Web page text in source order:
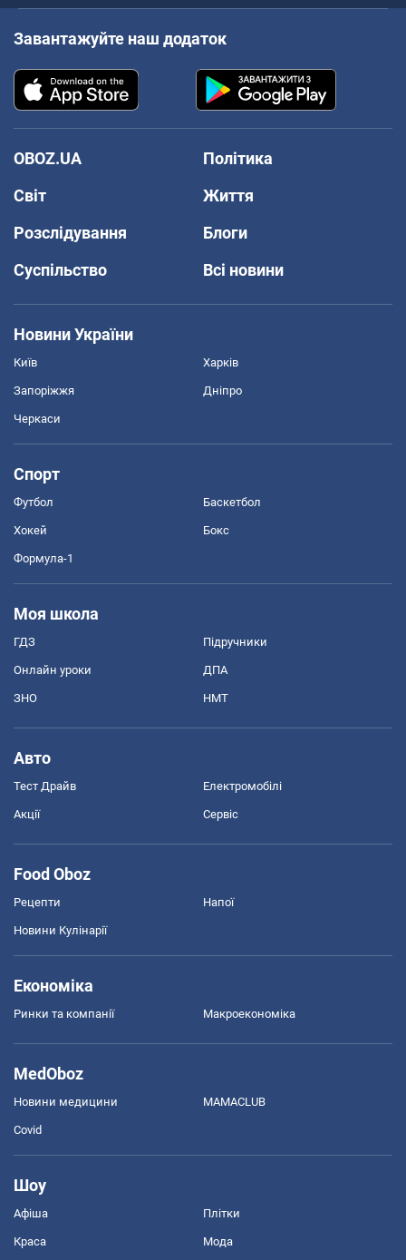
Завантажуйте наш додаток
OBOZ.UA
Політика
Світ
Життя
Розслідування
Блоги
Суспільство
Всі новини
Новини України
Київ Харків
Запоріжжя Дніпро
Черкаси
Спорт
Футбол Баскетбол
Хокей Бокс
Формула-1
Моя школа
ГДЗ Підручники
Онлайн уроки ДПА
ЗНО НМТ
Авто
Тест Драйв Електромобілі
Акції Сервіс
Food Oboz
Рецепти Напої
Новини Кулінарії
Економіка
Ринки та компанії Макроекономіка
MedOboz
Новини медицини MAMACLUB
Covid
Шоу
Афіша Плітки
Краса Мода